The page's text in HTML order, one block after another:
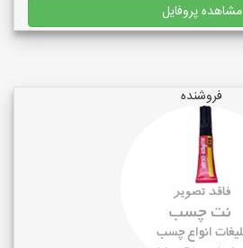
مشاهده پروفایل
فروشنده